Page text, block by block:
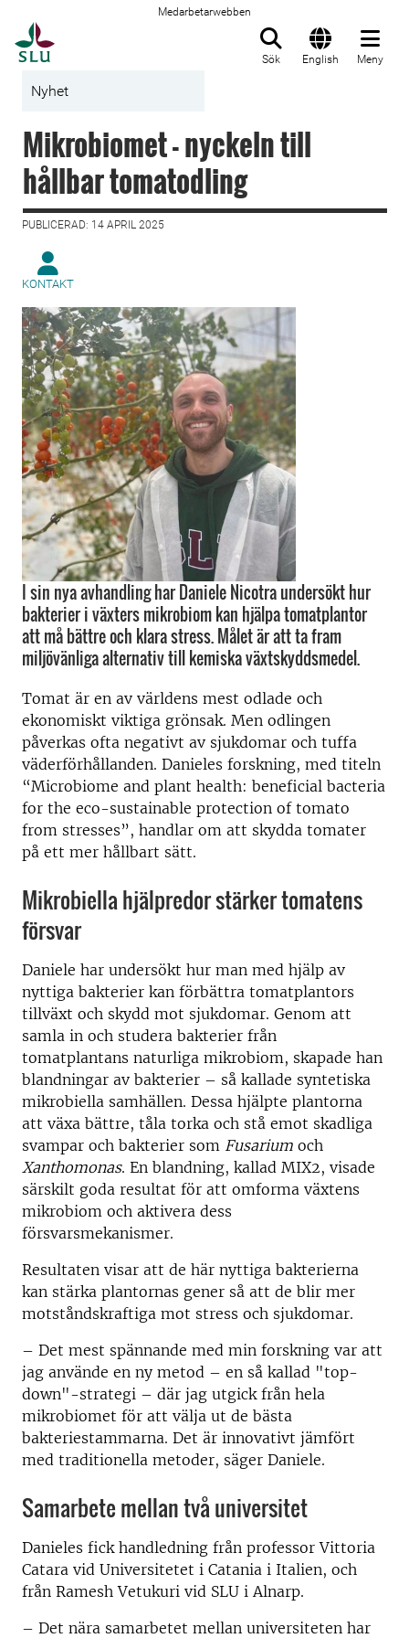
Medarbetarwebben
Sök English Meny
Nyhet
Mikrobiomet - nyckeln till
hållbar tomatodling
PUBLICERAD: 14 APRIL 2025
KONTAKT
I sin nya avhandling har Daniele Nicotra undersökt hur
bakterier i växters mikrobiom kan hjälpa tomatplantor
att må bättre och klara stress. Målet är att ta fram
miljövänliga alternativ till kemiska växtskyddsmedel.
Tomat är en av världens mest odlade och
ekonomiskt viktiga grönsak. Men odlingen
påverkas ofta negativt av sjukdomar och tuffa
väderförhållanden. Danieles forskning, med titeln
“Microbiome and plant health: beneficial bacteria
for the eco-sustainable protection of tomato
from stresses”, handlar om att skydda tomater
på ett mer hållbart sätt.
Mikrobiella hjälpredor stärker tomatens
försvar
Daniele har undersökt hur man med hjälp av
nyttiga bakterier kan förbättra tomatplantors
tillväxt och skydd mot sjukdomar. Genom att
samla in och studera bakterier från
tomatplantans naturliga mikrobiom, skapade han
blandningar av bakterier – så kallade syntetiska
mikrobiella samhällen. Dessa hjälpte plantorna
att växa bättre, tåla torka och stå emot skadliga
svampar och bakterier som Fusarium och
Xanthomonas. En blandning, kallad MIX2, visade
särskilt goda resultat för att omforma växtens
mikrobiom och aktivera dess
försvarsmekanismer.
Resultaten visar att de här nyttiga bakterierna
kan stärka plantornas gener så att de blir mer
motståndskraftiga mot stress och sjukdomar.
– Det mest spännande med min forskning var att
jag använde en ny metod – en så kallad "top-
down"-strategi – där jag utgick från hela
mikrobiomet för att välja ut de bästa
bakteriestammarna. Det är innovativt jämfört
med traditionella metoder, säger Daniele.
Samarbete mellan två universitet
Danieles fick handledning från professor Vittoria
Catara vid Universitetet i Catania i Italien, och
från Ramesh Vetukuri vid SLU i Alnarp.
– Det nära samarbetet mellan universiteten har